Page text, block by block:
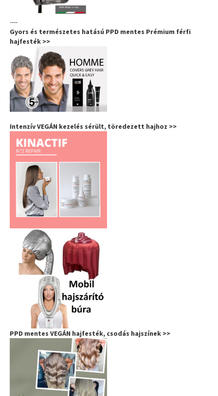
----
Gyors és természetes hatású PPD mentes Prémium férfi
hajfesték >>
Intenzív VEGÁN kezelés sérült, töredezett hajhoz >>
PPD mentes VEGÁN hajfesték, csodás hajszínek >>